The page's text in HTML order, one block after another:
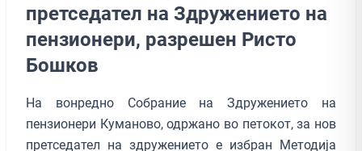
претседател на Здружението на
пензионери, разрешен Ристо
Бошков
На вонредно Собрание на Здружението на
пензионери Куманово, одржано во петокот, за нов
претседател на здружението е избран Методија